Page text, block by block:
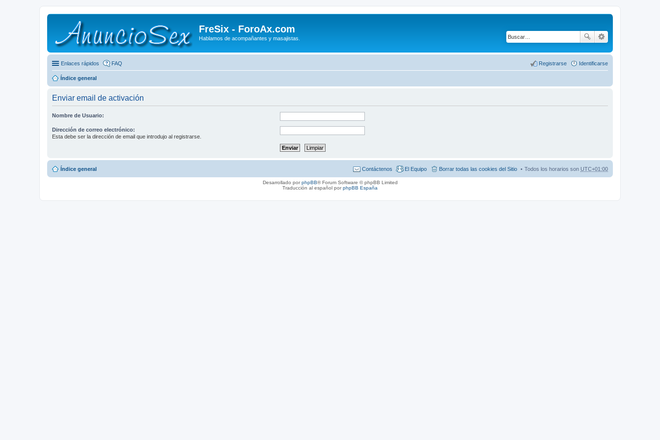
FreSix - ForoAx.com
Hablamos de acompañantes y masajistas.
Enlaces rápidos FAQ Identificarse
Registrarse
Índice general
Enviar email de activación
Nombre de Usuario:
Dirección de correo electrónico:
Esta debe ser la dirección de email que introdujo al registrarse.
Índice general Todos los horarios son UTC+01:00
Borrar todas las cookies del Sitio
El Equipo
Contáctenos
Desarrollado porphpBB® Forum Software © phpBB Limited
Traducción al español porphpBB España